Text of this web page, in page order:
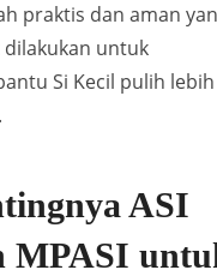
praktis dan aman
dilakukan untuk
Si Kecil pulih lebih
ASI
MPASI